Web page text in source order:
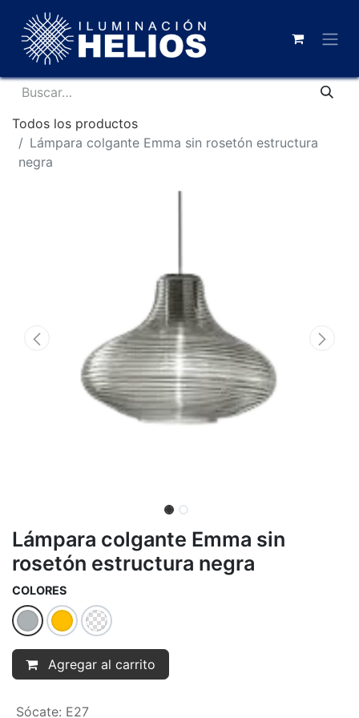
Todos los productos
Lámpara colgante Emma sin rosetón estructura
negra
Lámpara colgante Emma sin
rosetón estructura negra
COLORES
Agregar al carrito
Sócate: E27